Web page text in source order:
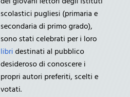
scolastici pugliesi (primaria e
secondaria di primo grado),
sono stati celebrati per i loro
libridestinati al pubblico
desideroso di conoscere i
propri autori preferiti, scelti e
votati.